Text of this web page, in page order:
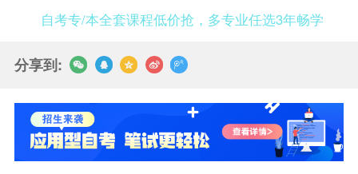
自考专/本全套课程低价抢，多专业任选3年畅学
分享到: